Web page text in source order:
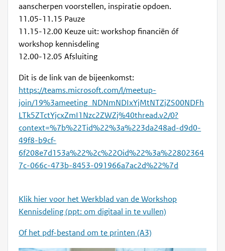
aanscherpen voorstellen, inspiratie opdoen.
11.05-11.15 Pauze
11.15-12.00 Keuze uit: workshop financiën óf
workshop kennisdeling
12.00-12.05 Afsluiting
Dit is de link van de bijeenkomst:
https://teams.microsoft.com/l/meetup-
join/19%3ameeting_NDNmNDIxYjMtNTZjZS00NDFh
LTk5ZTctYjcxZmI1Nzc2ZWZj%40thread.v2/0?
context=%7b%22Tid%22%3a%223da248ad-d9d0-
49f8-b9cf-
6f208e7d153a%22%2c%22Oid%22%3a%22802364
7c-066c-473b-8453-091966a7ac2d%22%7d
Klik hier voor het Werkblad van de Workshop
Kennisdeling (ppt: om digitaal in te vullen)
Of het pdf-bestand om te printen (A3)